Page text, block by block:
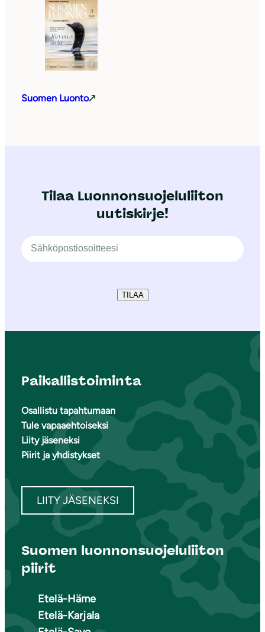
Suomen Luonto
Tilaa Luonnonsuojeluliiton
uutiskirje!
TILAA
Paikallistoiminta
Osallistu tapahtumaan
Tule vapaaehtoiseksi
Liity jäseneksi
Piirit ja yhdistykset
LIITY JÄSENEKSI
Suomen luonnonsuojeluliiton
piirit
Etelä-Häme
Etelä-Karjala